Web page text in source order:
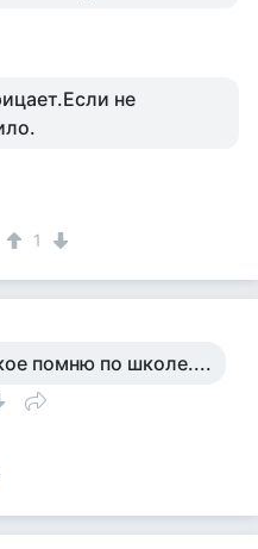
не
1
помню по школе....